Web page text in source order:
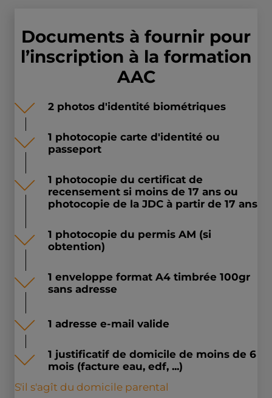
Documents à fournir pour
l’inscription à la formation
AAC
2 photos d'identité biométriques
1 photocopie carte d'identité ou
passeport
1 photocopie du certificat de
recensement si moins de 17 ans ou
photocopie de la JDC à partir de 17 ans
1 photocopie du permis AM (si
obtention)
1 enveloppe format A4 timbrée 100gr
sans adresse
1 adresse e-mail valide
1 justificatif de domicile de moins de 6
mois (facture eau, edf, ...)
S'il s'agît du domicile parental